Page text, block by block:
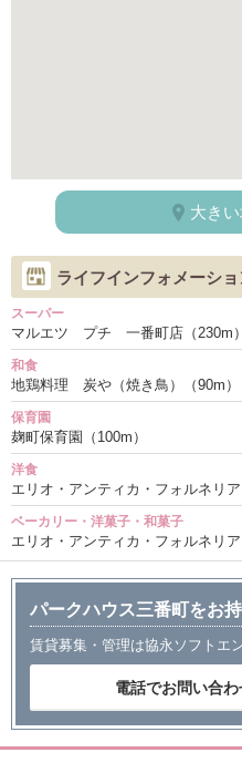
大き
ライフインフォメーショ
スーパー
マルエツ プチ 一番町店（230m）
和食
地鶏料理 炭や（焼き鳥）（90m）
保育園
麹町保育園（100m）
洋食
エリオ・アンティカ・フォルネリア
ベーカリー・洋菓子・和菓子
エリオ・アンティカ・フォルネリア
パークハウス三番町をお
賃貸募集・管理は協永ソフトエ
電話でお問い合わ